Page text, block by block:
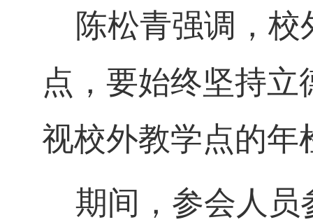
陈松青强调，校
点，要始终坚持
视校外教学点的年
期间，参会人员